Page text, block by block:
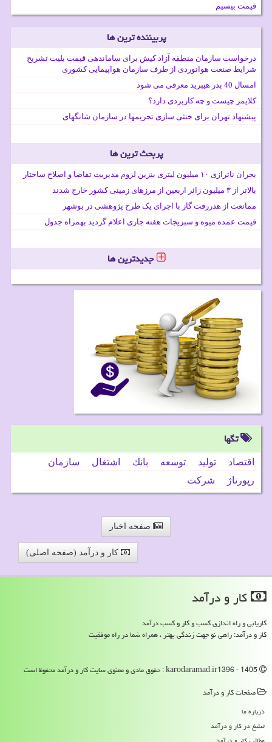
قیمت بیسیم
پربیننده ترین ها
درخواست سازمان منطقه آزاد کیش برای ساماندهی قیمت بلیت تشریح
شرایط صنعت هوانوردی از طرف سازمان هواپیمایی کشوری
امسال 40 بذر هیبرید معرفی می شود
کلایمر چیست و چه کاربردی دارد؟
پیشنهاد تهران برای خنثی سازی تحریمها در سازمان شانگهای
پربحث ترین ها
بحران ناترازی ۱۰ میلیون لیتری بنزین لزوم مدیریت تقاضا و اصلاح ساختار
بالاتر از ۳ میلیون زائر اربعین از مرزهای زمینی کشور خارج شدند
ممانعت از هدررفت گاز با اجرای یک طرح پژوهشی در بوشهر
قیمت عمده میوه و سبزیجات هفته جاری اعلام گردید بهمراه جدول
جدیدترین ها
تگها
اقتصاد تولید توسعه بانك اشتغال
سازمان
رپورتاژ
شركت
صفحه اخبار
کار و درآمد (صفحه اصلی)
كار و درآمد
کاریابی و راه اندازی کسب و کار و کسب درآمد
کار و درآمد: راهی نو جهت زندگی بهتر ، همراه شما در راه موفقیت
صفحات كار و درآمد
درباره ما
تبلیغ در كار و درآمد